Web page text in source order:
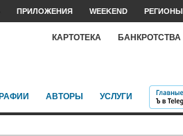
ПРИЛОЖЕНИЯ WEEKEND РЕГИОНЫ
КАРТОТЕКА БАНКРОТСТВА
АВТОРЫ УСЛУГИ